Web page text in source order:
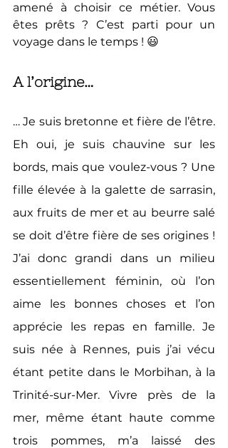
amené à choisir ce métier. Vous
êtes prêts ? C’est parti pour un
voyage dans le temps ! 😃
A l’origine…
… Je suis bretonne et fière de l’être.
Eh oui, je suis chauvine sur les
bords, mais que voulez-vous ? Une
fille élevée à la galette de sarrasin,
aux fruits de mer et au beurre salé
se doit d’être fière de ses origines !
J’ai donc grandi dans un milieu
essentiellement féminin, où l’on
aime les bonnes choses et l’on
apprécie les repas en famille. Je
suis née à Rennes, puis j’ai vécu
étant petite dans le Morbihan, à la
Trinité-sur-Mer. Vivre près de la
mer, même étant haute comme
trois pommes, m’a laissé des